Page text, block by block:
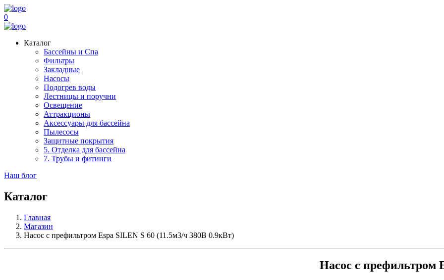
0
Каталог
Бассейны и Спа
Фильтры
Закладные
Насосы
Подогрев воды
Лестницы и поручни
Освещение
Аттракционы
Аксессуары для бассейна
Пылесосы
Защитные покрытия
5. Отделка для бассейна
7. Трубы и фитинги
Наш блог
Каталог
Главная
Магазин
Насос с префильтром Espa SILEN S 60 (11.5м3/ч 380В 0.9кВт)
Насос с префильтром